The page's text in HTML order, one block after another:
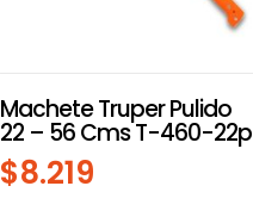
Machete Truper Pulido
22 – 56 Cms T-460-22p
$8.219